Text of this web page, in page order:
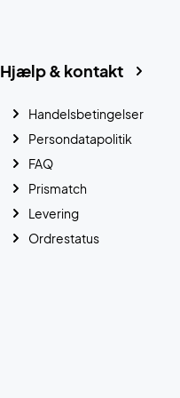
Hjælp & kontakt
Handelsbetingelser
Persondatapolitik
FAQ
Prismatch
Levering
Ordrestatus